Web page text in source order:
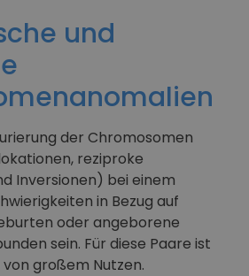
und
der Chromosomen
reziproke
Inversionen) bei einem
in Bezug auf
oder angeborene
sein. Für diese Paare ist
großem Nutzen.